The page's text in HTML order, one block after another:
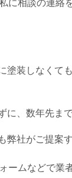
に相談の連絡
塗装しなくて
に、数年先ま
弊社がご提案
ームなどで業